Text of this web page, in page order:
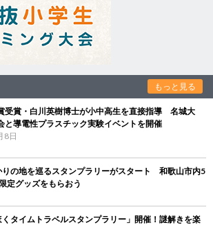
もっと見る
受賞・白川英樹博士が小中高生を直接指導 名城大
と導電性プラスチック実験イベントを開催
8日
りの地を巡るスタンプラリーがスタート 和歌山市内5
定グッズをもらおう
タイムトラベルスタンプラリー」開催！謎解きを楽